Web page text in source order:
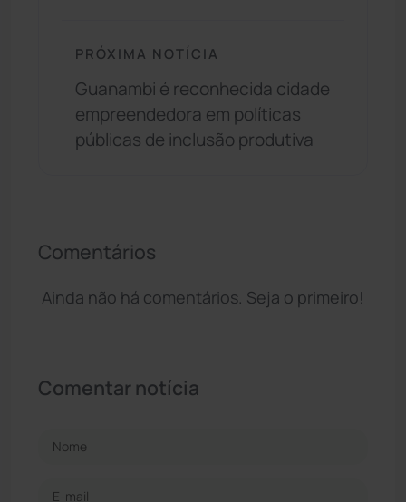
PRÓXIMA NOTÍCIA
Guanambi é reconhecida cidade
empreendedora em políticas
públicas de inclusão produtiva
Comentários
Ainda não há comentários. Seja o primeiro!
Comentar notícia